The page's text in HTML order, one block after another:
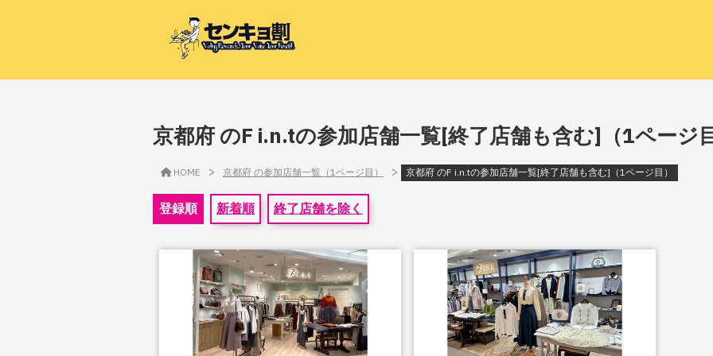
京都府 のF i.n.tの参加店舗一覧[終了店舗も含む]（1ページ
HOME > 京都府 の参加店舗一覧（1ページ目） > 京都府 のF i.n.tの参加店舗一覧[終了店舗も含む]（1ページ目）
登録順 新着順 終了店舗を除く